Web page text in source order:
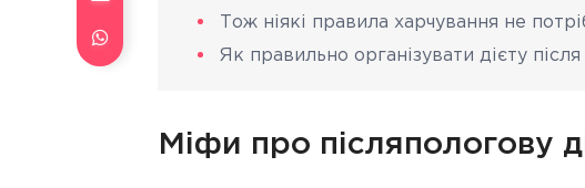
Тож ніякі правила харчування не
Як правильно організувати дієту
Міфи про післяпологову